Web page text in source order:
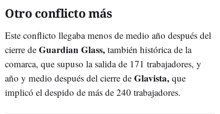
Otro conflicto más
Este conflicto llegaba menos de medio año después del
cierre de Guardian Glass, también histórica de la
comarca, que supuso la salida de 171 trabajadores, y
año y medio después del cierre de Glavista, que
implicó el despido de más de 240 trabajadores.